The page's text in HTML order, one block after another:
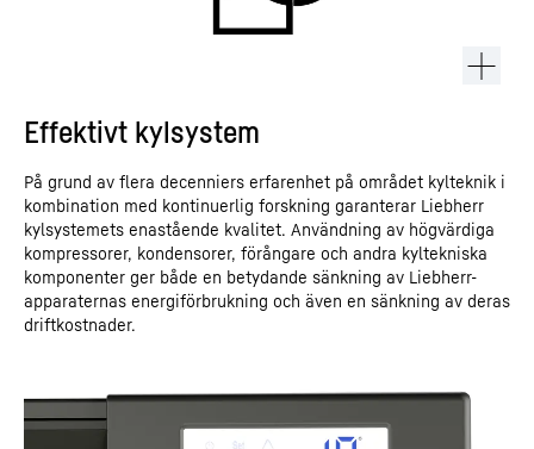
Effektivt kylsystem
På grund av flera decenniers erfarenhet på området kylteknik i
kombination med kontinuerlig forskning garanterar Liebherr
kylsystemets enastående kvalitet. Användning av högvärdiga
kompressorer, kondensorer, förångare och andra kyltekniska
komponenter ger både en betydande sänkning av Liebherr-
apparaternas energiförbrukning och även en sänkning av deras
driftkostnader.